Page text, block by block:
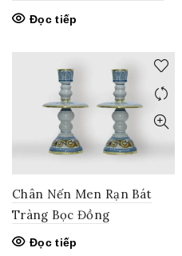
Đọc tiếp
Chân Nến Men Rạn Bát
Tràng Bọc Đồng
Đọc tiếp